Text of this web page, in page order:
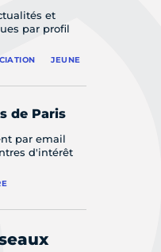
et
par profil
JEUNE
de Paris
par email
d'intérêt